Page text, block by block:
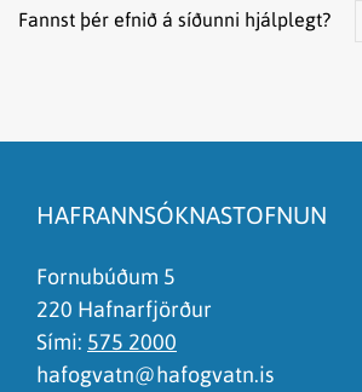
Fannst þér efnið á síðunni hjálplegt?
Það er of mikið efni á síðunni
Ég skil ekki efnið, finnst það of flókið
HAFRANNSÓKNASTOFNUN
Fornubúðum 5
220 Hafnarfjörður
Sími: 575 2000
hafogvatn@hafogvatn.is